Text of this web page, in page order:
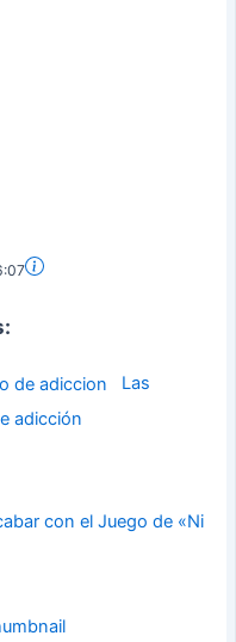
Las
adicción
con el Juego de «Ni